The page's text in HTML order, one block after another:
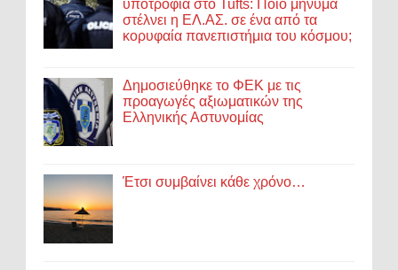
υποτροφία στο Tufts: Ποιο μήνυμα
στέλνει η ΕΛ.ΑΣ. σε ένα από τα
κορυφαία πανεπιστήμια του κόσμου;
Δημοσιεύθηκε το ΦΕΚ με τις
προαγωγές αξιωματικών της
Ελληνικής Αστυνομίας
Έτσι συμβαίνει κάθε χρόνο…